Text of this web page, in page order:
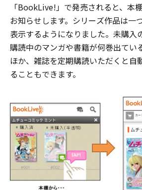
「BookLive!」で発売されると、本
お知らせします。シリーズ作品は一
表示するようになりました。未購入
購読中のマンガや書籍が何巻出てい
ほか、雑誌を定期購読いただくと自
ることもできます。